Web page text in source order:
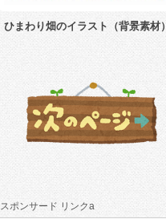
ひまわり畑のイラスト（背景素材）
スポンサード リンクa